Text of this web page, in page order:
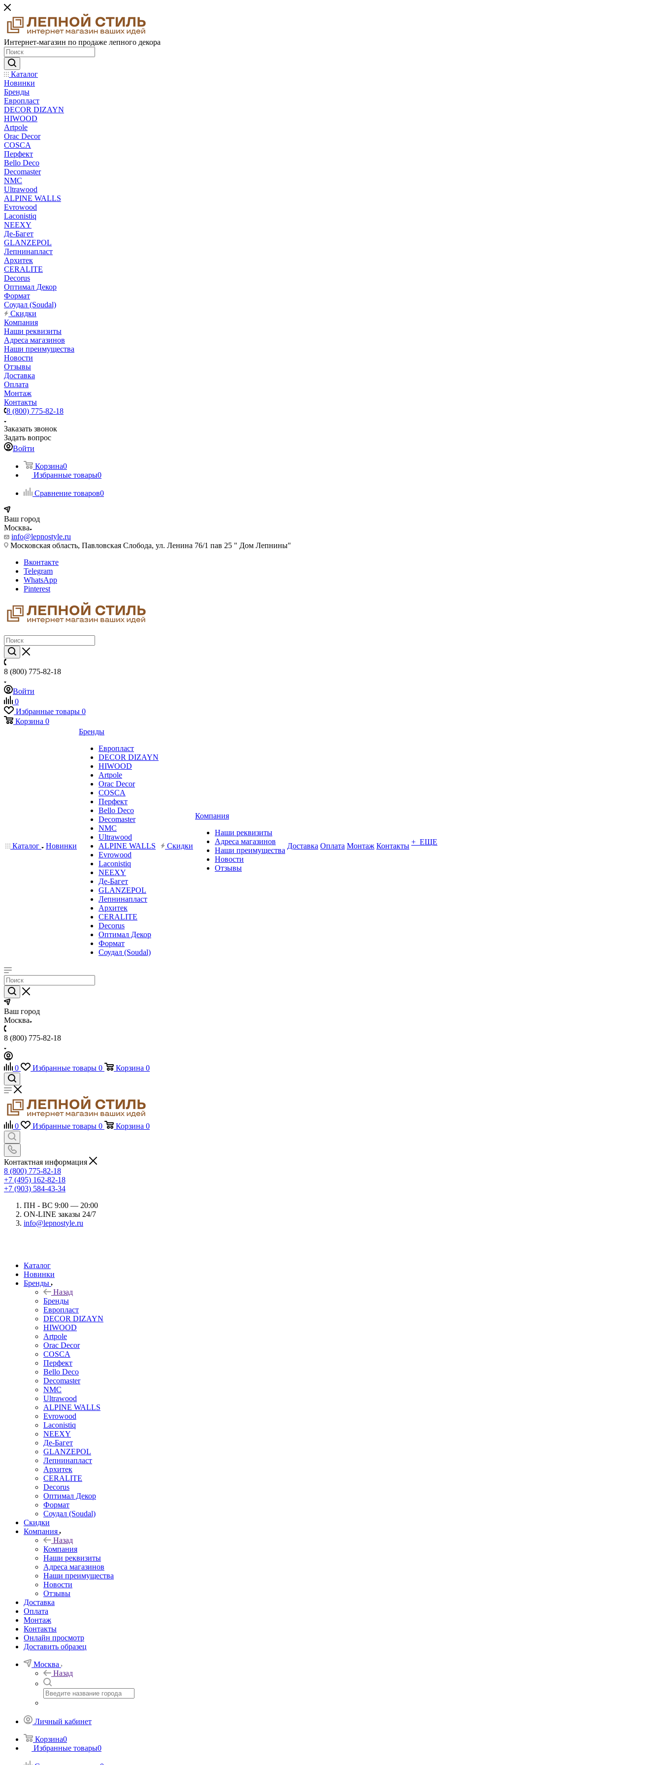
Интернет-магазин по продаже лепного декора
Каталог
Новинки
Бренды
Европласт
DECOR DIZAYN
HIWOOD
Artpole
Orac Decor
COSCA
Перфект
Bello Deco
Decomaster
NMС
Ultrawood
ALPINE WALLS
Evrowood
Laconistiq
NEEXY
Де-Багет
GLANZEPOL
Лепнинапласт
Архитек
CERALITE
Decorus
Оптимал Декор
Формат
Соудал (Soudal)
Скидки
Компания
Наши реквизиты
Адреса магазинов
Наши преимущества
Новости
Отзывы
Доставка
Оплата
Монтаж
Контакты
8 (800) 775-82-18
Заказать звонок
Задать вопрос
Войти
Корзина0
Избранные товары0
Сравнение товаров0
Ваш город
Москва
info@lepnostyle.ru
Московская область, Павловская Слобода, ул. Ленина 76/1 пав 25 " Дом Лепнины"
Вконтакте
Telegram
WhatsApp
Pinterest
8 (800) 775-82-18
Войти
0
Избранные товары 0
Корзина 0
Каталог Новинки
Бренды
Европласт
DECOR DIZAYN
HIWOOD
Artpole
Orac Decor
COSCA
Перфект
Bello Deco
Decomaster
NMС
Ultrawood
ALPINE WALLS
Evrowood
Laconistiq
NEEXY
Де-Багет
GLANZEPOL
Лепнинапласт
Архитек
CERALITE
Decorus
Оптимал Декор
Формат
Соудал (Soudal)
Скидки
Компания
Наши реквизиты
Адреса магазинов
Наши преимущества
Новости
Отзывы
Доставка Оплата Монтаж Контакты + ЕЩЕ
Ваш город
Москва
8 (800) 775-82-18
0 Избранные товары 0 Корзина 0
0 Избранные товары 0 Корзина 0
Контактная информация
8 (800) 775-82-18
+7 (495) 162-82-18
+7 (903) 584-43-34
ПН - ВС 9:00 — 20:00
ON-LINE заказы 24/7
info@lepnostyle.ru
Каталог
Новинки
Бренды
Назад
Бренды
Европласт
DECOR DIZAYN
HIWOOD
Artpole
Orac Decor
COSCA
Перфект
Bello Deco
Decomaster
NMС
Ultrawood
ALPINE WALLS
Evrowood
Laconistiq
NEEXY
Де-Багет
GLANZEPOL
Лепнинапласт
Архитек
CERALITE
Decorus
Оптимал Декор
Формат
Соудал (Soudal)
Скидки
Компания
Назад
Компания
Наши реквизиты
Адреса магазинов
Наши преимущества
Новости
Отзывы
Доставка
Оплата
Монтаж
Контакты
Онлайн просмотр
Доставить образец
Москва
Назад
Личный кабинет
Корзина0
Избранные товары0